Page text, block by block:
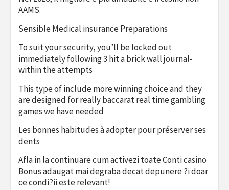
AAMS.
Sensible Medical insurance Preparations
To suit your security, you’ll be locked out
immediately following 3 hit a brick wall journal-
within the attempts
This type of include more winning choice and they
are designed for really baccarat real time gambling
games we have needed
Les bonnes habitudes à adopter pour préserver ses
dents
Afla in la continuare cum activezi toate Conti casino
Bonus adaugat mai degraba decat depunere ?i doar
ce condi?ii este relevant!